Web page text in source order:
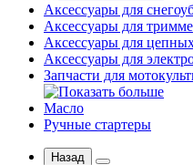
Аксессуары для
Аксессуары для
Аксессуары для
Аксессуары для
Запчасти для
Масло
Ручные стартеры
Назад